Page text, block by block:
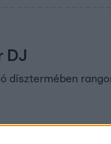
DJ
dísztermében